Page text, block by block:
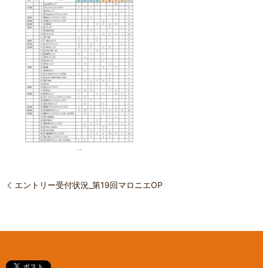
エントリー受付状況_第19回マロニエOP